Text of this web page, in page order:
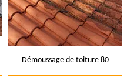
Démoussage de toiture 80